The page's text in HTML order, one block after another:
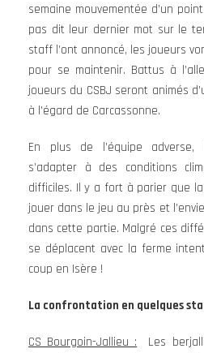
semaine mouvementée d’un
pas dit leur dernier mot sur le
staff l’ont annoncé, les joueurs
pour se maintenir. Battus à
joueurs du CSBJ seront animés
à l’égard de Carcassonne.
En plus de l’équipe adverse,
s’adapter à des conditions
difficiles. Il y a fort à parier que
jouer dans le jeu au près et
dans cette partie. Malgré ces
se déplacent avec la ferme
coup en Isère !
La confrontation en quelques
CS Bourgoin-Jallieu : Les